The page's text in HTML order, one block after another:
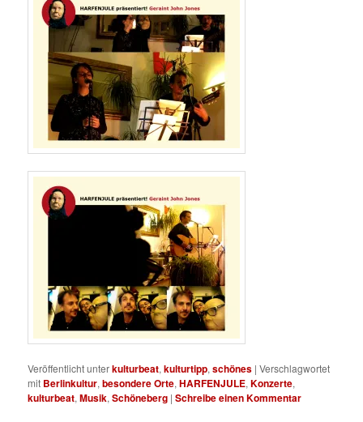
Veröffentlicht unterkulturbeat,kulturtipp,schönes |Verschlagwortet
mit Berlinkultur,besondere Orte,HARFENJULE,Konzerte,
kulturbeat,Musik,Schöneberg |Schreibe einen Kommentar